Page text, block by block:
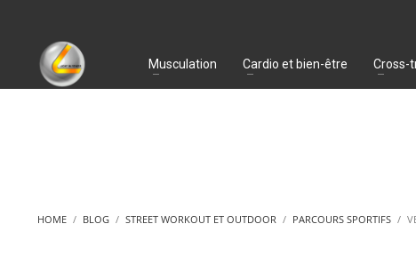
Musculation Cardio et bien-être Cross-
HOME BLOG STREET WORKOUT ET OUTDOOR PARCOURS SPORTIFS